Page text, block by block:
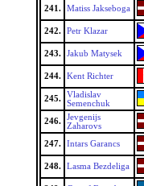
241. Matiss Jakseboga
242. Petr Klazar
243. Jakub Matysek
244. Kent Richter
245.
Vladislav
Semenchuk
246.
Jevgenijs
Zaharovs
247. Intars Garancs
248. Lasma Bezdeliga